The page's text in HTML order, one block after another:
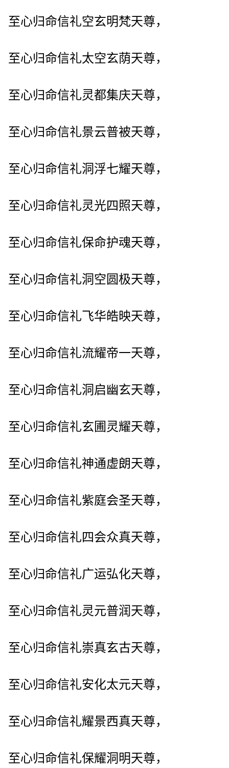
至心归命信礼空玄明梵天尊，
至心归命信礼太空玄荫天尊，
至心归命信礼灵都集庆天尊，
至心归命信礼景云普被天尊，
至心归命信礼洞浮七耀天尊，
至心归命信礼灵光四照天尊，
至心归命信礼保命护魂天尊，
至心归命信礼洞空圆极天尊，
至心归命信礼飞华皓映天尊，
至心归命信礼流耀帝一天尊，
至心归命信礼洞启幽玄天尊，
至心归命信礼玄圃灵耀天尊，
至心归命信礼神通虚朗天尊，
至心归命信礼紫庭会圣天尊，
至心归命信礼四会众真天尊，
至心归命信礼广运弘化天尊，
至心归命信礼灵元普润天尊，
至心归命信礼崇真玄古天尊，
至心归命信礼安化太元天尊，
至心归命信礼耀景西真天尊，
至心归命信礼保耀洞明天尊，